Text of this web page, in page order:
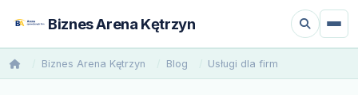
Biznes Arena Kętrzyn
Biznes Arena Kętrzyn Blog Usługi dla firm